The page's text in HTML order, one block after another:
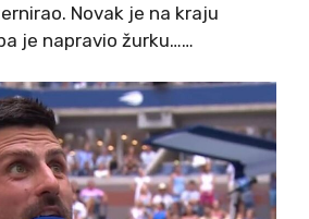
Novak je na kraju
je napravio žurku……